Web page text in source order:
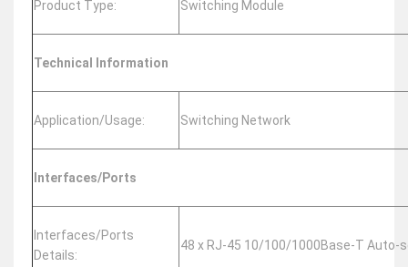
Product Type: Switching Module
Technical Information
Application/Usage: Switching Network
Interfaces/Ports
Interfaces/Ports
Details:
48 x RJ-45 10/100/1000Base-T Auto-